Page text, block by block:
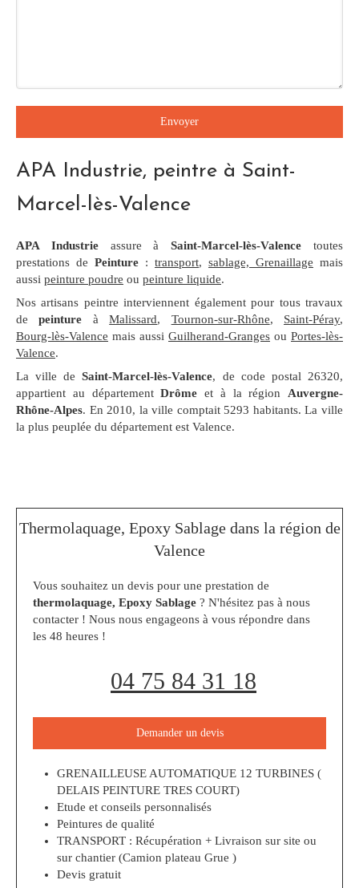
Envoyer
APA Industrie, peintre à Saint-
Marcel-lès-Valence
APA Industrieassure àSaint-Marcel-lès-Valence toutes
prestations de Peinture : transport, sablage, Grenaillage mais
aussi peinture poudre ou peinture liquide.
Nos artisans peintre interviennent également pour tous travaux
depeinture àMalissard, Tournon-sur-Rhône, Saint-Péray,
Bourg-lès-Valence mais aussi Guilherand-Granges ou Portes-lès-
Valence.
La ville deSaint-Marcel-lès-Valence, de code postal 26320,
appartient au départementDrôme et à la région Auvergne-
Rhône-Alpes. En 2010, la ville comptait 5293 habitants. La ville
la plus peuplée du département est Valence.
Thermolaquage, Epoxy Sablage dans la région de
Valence
Vous souhaitez un devis pour une prestation de
thermolaquage, Epoxy Sablage ? N'hésitez pas à nous
contacter ! Nous nous engageons à vous répondre dans
les 48 heures !
04 75 84 31 18
Demander un devis
GRENAILLEUSE AUTOMATIQUE 12 TURBINES (
DELAIS PEINTURE TRES COURT)
Etude et conseils personnalisés
Peintures de qualité
TRANSPORT : Récupération + Livraison sur site ou
sur chantier (Camion plateau Grue )
Devis gratuit